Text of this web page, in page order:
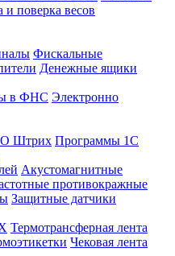
и поверка весов
Фискальные
Денежные ящики
в ФНС Электронно
Штрих Программы 1С
Акустомагнитные
противокражные
Защитные датчики
Термотрансферная лента
Чековая лента